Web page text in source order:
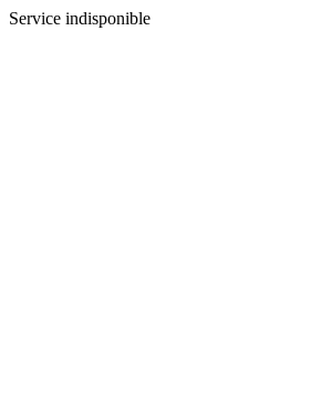
Service indisponible